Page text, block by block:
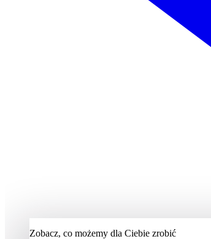
Zobacz, co możemy dla Ciebie zrobić